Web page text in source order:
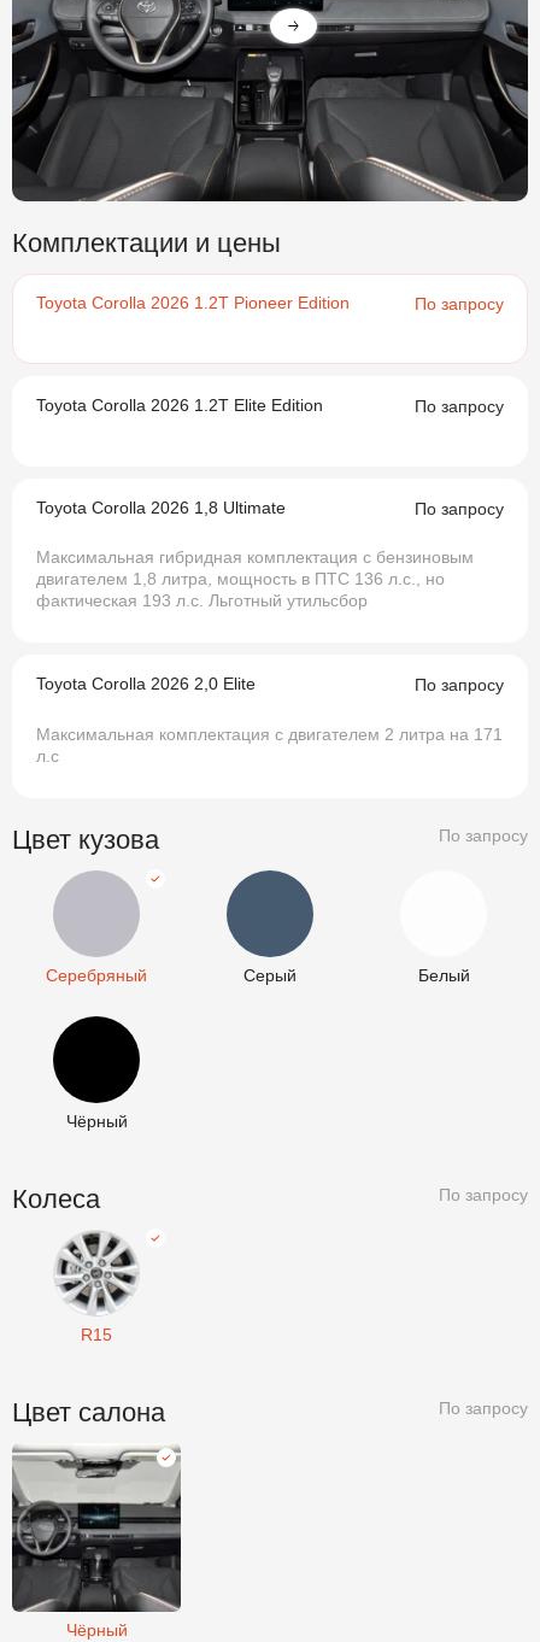
Комплектации и цены
Toyota Corolla 2026 1.2T Pioneer Edition По запросу
Toyota Corolla 2026 1.2T Elite Edition По запросу
Toyota Corolla 2026 1,8 Ultimate По запросу
Максимальная гибридная комплектация с бензиновым
двигателем 1,8 литра, мощность в ПТС 136 л.с., но
фактическая 193 л.с. Льготный утильсбор
Toyota Corolla 2026 2,0 Elite По запросу
Максимальная комплектация с двигателем 2 литра на 171
л.с
Цвет кузова По запросу
Серебряный
Серебряный Серый Белый
Чёрный
Колеса По запросу
R15
Цвет салона По запросу
Чёрный
Чёрный